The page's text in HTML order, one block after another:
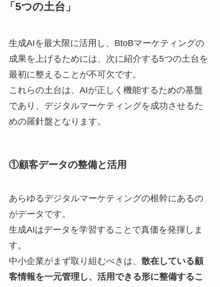
「5つの土台」
生成AIを最大限に活用し、BtoBマーケティングの
成果を上げるためには、次に紹介する5つの土台を
最初に整えることが不可欠です。
これらの土台は、AIが正しく機能するための基盤
であり、デジタルマーケティングを成功させるた
めの羅針盤となります。
①顧客データの整備と活用
あらゆるデジタルマーケティングの根幹にあるの
がデータです。
生成AIはデータを学習することで真価を発揮しま
す。
中小企業がまず取り組むべきは、 散在している顧
客情報を一元管理し、活用できる形に整備するこ